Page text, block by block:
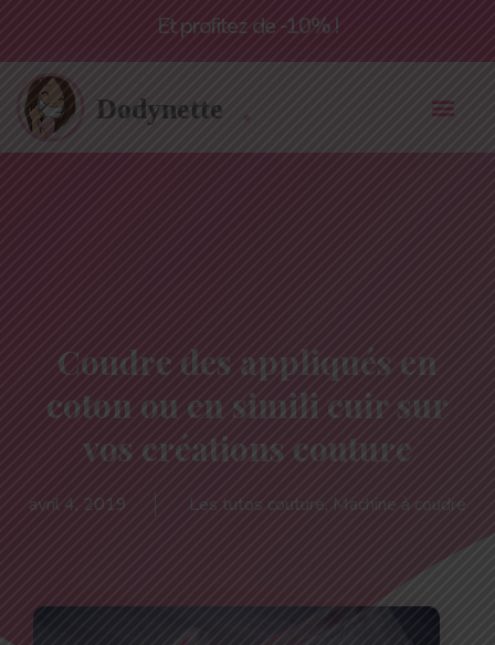
Livraison offerte à partir de 55€*
Coudre des appliqués en
coton ou en simili cuir sur
vos créations couture
avril 4, 2019 Les tutos couture Machine à coudre